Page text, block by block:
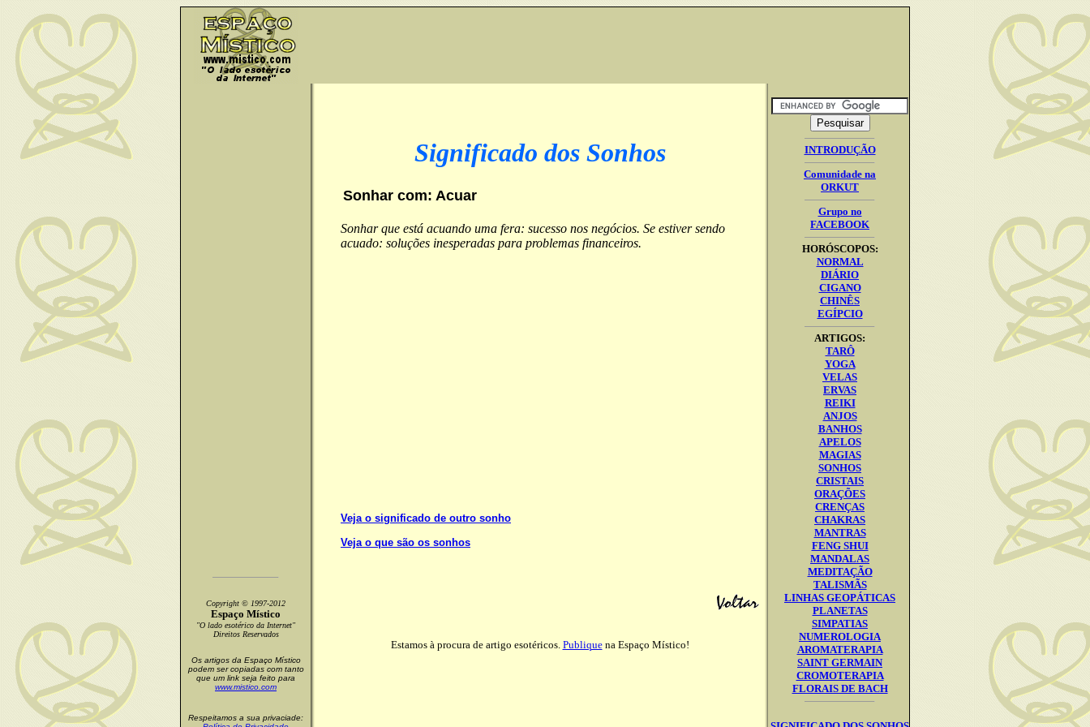
Copyright © 1997-2012
Espaço Místico
"O lado esotérico da Internet"
Direitos Reservados
Os artigos da Espaço Místico
podem ser copiadas com tanto
que um link seja feito para
www.mistico.com
Respeitamos a sua privaciade:
Significado dos Sonhos
Sonhar com: Acuar
Sonhar que está acuando uma fera: sucesso nos negócios. Se estiver sendo
acuado: soluções inesperadas para problemas financeiros.
Veja o significado de outro sonho
Veja o que são os sonhos
Estamos à procura de artigo esotéricos. Publiquena Espaço Místico!
INTRODUÇÃO
Comunidade na
ORKUT
Grupo no
FACEBOOK
HORÓSCOPOS:
NORMAL
DIÁRIO
CIGANO
CHINÊS
EGÍPCIO
ARTIGOS:
TARÔ
YOGA
VELAS
ERVAS
REIKI
ANJOS
BANHOS
APELOS
MAGIAS
SONHOS
CRISTAIS
ORAÇÕES
CRENÇAS
CHAKRAS
MANTRAS
FENG SHUI
MANDALAS
MEDITAÇÃO
TALISMÃS
LINHAS GEOPÁTICAS
PLANETAS
SIMPATIAS
NUMEROLOGIA
AROMATERAPIA
SAINT GERMAIN
CROMOTERAPIA
FLORAIS DE BACH